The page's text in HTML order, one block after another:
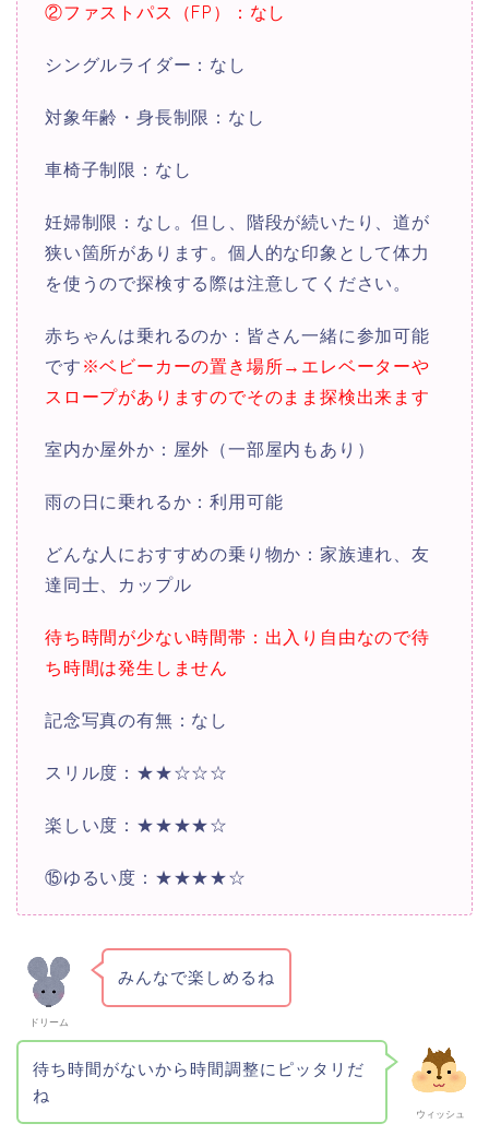
②ファストパス（FP）：なし
シングルライダー：なし
対象年齢・身長制限：なし
車椅子制限：なし
妊婦制限：なし。但し、階段が続いたり、道が
狭い箇所があります。個人的な印象として体力
を使うので探検する際は注意してください。
赤ちゃんは乗れるのか：皆さん一緒に参加可能
です ※ベビーカーの置き場所→エレベーターや
スロープがありますのでそのまま探検出来ます
室内か屋外か：屋外（一部屋内もあり）
雨の日に乗れるか：利用可能
どんな人におすすめの乗り物か：家族連れ、友
達同士、カップル
待ち時間が少ない時間帯：出入り自由なので待
ち時間は発生しません
記念写真の有無：なし
スリル度：★★☆☆☆
楽しい度：★★★★☆
⑮ゆるい度：★★★★☆
ドリーム
みんなで楽しめるね
ウィッシュ
待ち時間がないから時間調整にピッタリだ
ね